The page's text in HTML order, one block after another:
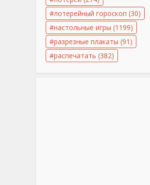
лотерейный гороскоп (30)
настольные игры (1199)
разрезные плакаты (91)
распечатать (382)